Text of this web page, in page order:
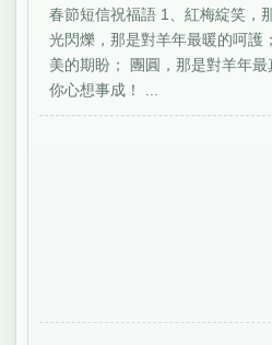
春節短信祝福語 1、紅梅綻笑，
光閃爍，那是對羊年最暖的呵護
美的期盼； 團圓，那是對羊年
你心想事成！ ...